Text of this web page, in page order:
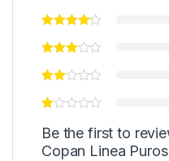
Be the first to
Copan Linea